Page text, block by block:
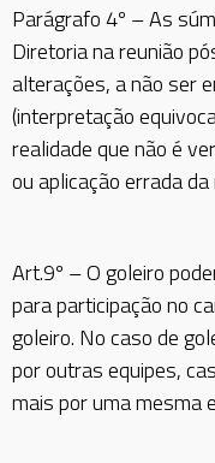
Parágrafo 4º – As
Diretoria na reunião
alterações, a não ser
(interpretação
realidade que não é
ou aplicação errada da
Art.9º – O goleiro
para participação no
goleiro. No caso de
por outras equipes,
mais por uma mesma